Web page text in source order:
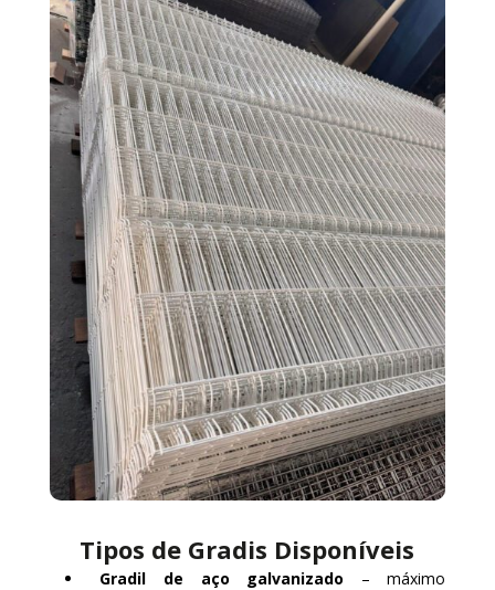
Tipos de Gradis Disponíveis
Gradil de aço galvanizado – máximo